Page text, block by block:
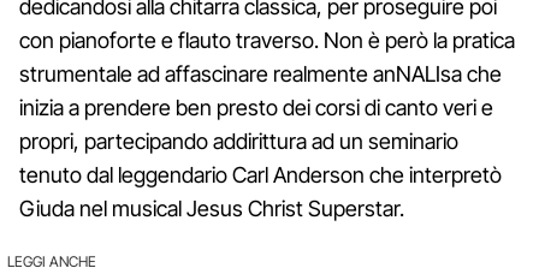
dedicandosi alla chitarra classica, per proseguire poi
con pianoforte e flauto traverso. Non è però la pratica
strumentale ad affascinare realmente anNALIsa che
inizia a prendere ben presto dei corsi di canto veri e
propri, partecipando addirittura ad un seminario
tenuto dal leggendario Carl Anderson che interpretò
Giuda nel musical Jesus Christ Superstar.
LEGGI ANCHE